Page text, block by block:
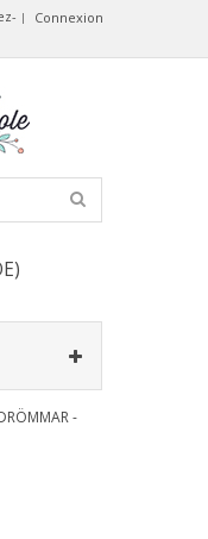
Connexion
-